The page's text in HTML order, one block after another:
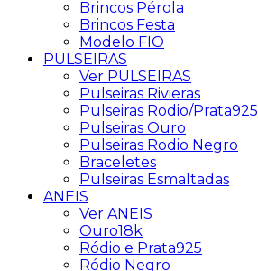
Brincos Pérola
Brincos Festa
Modelo FIO
PULSEIRAS
Ver PULSEIRAS
Pulseiras Rivieras
Pulseiras Rodio/Prata925
Pulseiras Ouro
Pulseiras Rodio Negro
Braceletes
Pulseiras Esmaltadas
ANEIS
Ver ANEIS
Ouro18k
Ródio e Prata925
Ródio Negro